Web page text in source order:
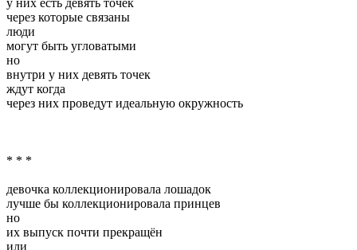
через которые связаны
люди
могут быть угловатыми
но
внутри у них девять точек
ждут когда
через них проведут идеальную окружность
* * *
девочка коллекционировала лошадок
лучше бы коллекционировала принцев
но
их выпуск почти прекращён
или